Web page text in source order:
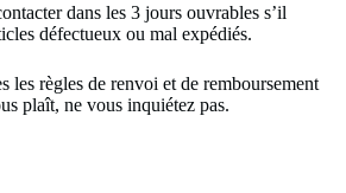
dans les 3 jours ouvrables s’il
défectueux ou mal expédiés.
les règles de renvoi et de remboursement
plaît, ne vous inquiétez pas.